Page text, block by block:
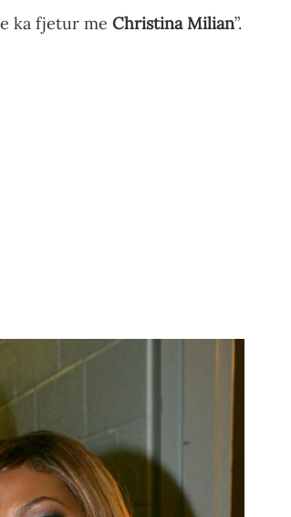
ka fjetur me Christina Milian”.